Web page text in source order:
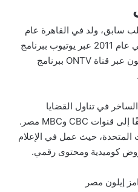
سابق، ولد في القاهرة عام
1974. وقد بدأ مسيرته الإعلامية في عام 2011 عبر يوتيوب ببرنامج
“B+ Show”، ثم انتقل إلى التلفزيون عبر قناة ONTV ببرنامج
في تناول القضايا
السياسية والاجتماعية، وانتقل لاحقًا إلى قنوات CBC وMBC مصر.
المتحدة، حيث عمل في الإعلام
كوميدية ومحتوى رقمي.
إيلون مصر